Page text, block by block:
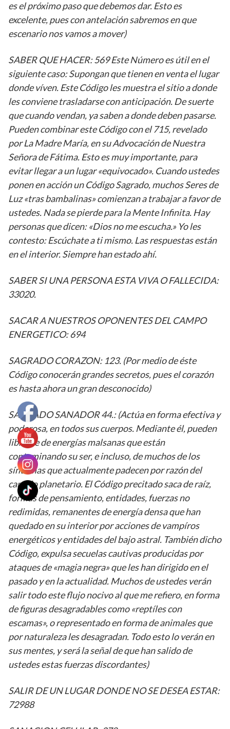
es el próximo paso que debemos dar. Esto es
excelente, pues con antelación sabremos en que
escenario nos vamos a mover)
SABER QUE HACER: 569 Este Número es útil en el
siguiente caso: Supongan que tienen en venta el lugar
donde víven. Este Código les muestra el sitio a donde
les conviene trasladarse con anticipación. De suerte
que cuando vendan, ya saben a donde deben pasarse.
Pueden combinar este Código con el 715, revelado
por La Madre María, en su Advocación de Nuestra
Señora de Fátima. Esto es muy importante, para
evitar llegar a un lugar «equivocado». Cuando ustedes
ponen en acción un Código Sagrado, muchos Seres de
Luz «tras bambalinas» comienzan a trabajar a favor de
ustedes. Nada se pierde para la Mente Infinita. Hay
personas que dicen: «Dios no me escucha.» Yo les
contesto: Escúchate a ti mismo. Las respuestas están
en el interior. Siempre han estado ahí.
SABER SI UNA PERSONA ESTA VIVA O FALLECIDA:
33020.
SACAR A NUESTROS OPONENTES DEL CAMPO
ENERGETICO: 694
SAGRADO CORAZON: 123. (Por medio de éste
Código conocerán grandes secretos, pues el corazón
es hasta ahora un gran desconocido)
SAGRADO SANADOR 44.: (Actúa en forma efectiva y
poderosa, en todos sus cuerpos. Mediante él, pueden
librarse de energías malsanas que están
contaminando su ser, e incluso, de muchos de los
síntomas que actualmente padecen por razón del
cambio planetario. El Código precitado saca de raíz,
formas de pensamiento, entidades, fuerzas no
redimidas, remanentes de energía densa que han
quedado en su interior por acciones de vampíros
energéticos y entidades del bajo astral. También dicho
Código, expulsa secuelas cautivas producidas por
ataques de «magia negra» que les han dirigido en el
pasado y en la actualidad. Muchos de ustedes verán
salir todo este flujo nocivo al que me refiero, en forma
de figuras desagradables como «reptíles con
escamas», o representado en forma de animales que
por naturaleza les desagradan. Todo esto lo verán en
sus mentes, y será la señal de que han salido de
ustedes estas fuerzas discordantes)
SALIR DE UN LUGAR DONDE NO SE DESEA ESTAR:
72988